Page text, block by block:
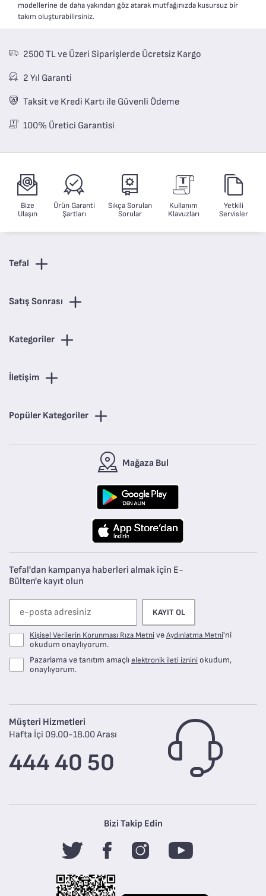
modellerine de daha yakından göz atarak mutfağınızda kusursuz bir
takım oluşturabilirsiniz.
2500 TL ve Üzeri Siparişlerde Ücretsiz Kargo
2 Yıl Garanti
Taksit ve Kredi Kartı ile Güvenli Ödeme
100% Üretici Garantisi
Bize
Ulaşın
Ürün Garanti
Şartları
Sıkça Sorulan
Sorular
Kullanım
Klavuzları
Yetkili
Servisler
Tefal
Satış Sonrası
Kategoriler
İletişim
Popüler Kategoriler
Mağaza Bul
Tefal'dan kampanya haberleri almak için E-
Bülten'e kayıt olun
KAYIT OL
Kişisel Verilerin Korunması Rıza MetniveAydınlatma Metni'ni
okudum onaylıyorum.
Pazarlama ve tanıtım amaçlıelektronik ileti iznini okudum,
onaylıyorum.
Müşteri Hizmetleri
Hafta İçi 09.00-18.00 Arası
444 40 50
Bizi Takip Edin